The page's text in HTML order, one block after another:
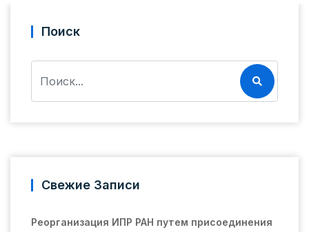
Поиск
Свежие Записи
Реорганизация ИПР РАН путем присоединения